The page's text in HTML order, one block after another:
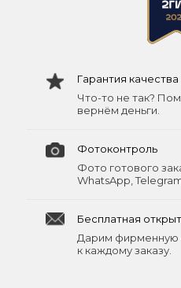
Гарантия качества
Что-то не так?
вернём деньги.
Фотоконтроль
Фото готового
WhatsApp,
Бесплатная
Дарим фирменную
к каждому заказу.